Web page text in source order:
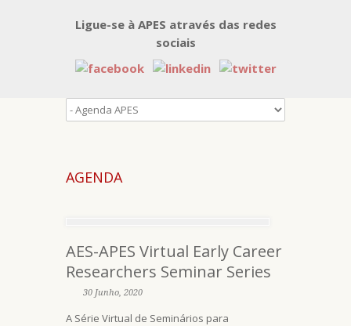
Ligue-se à APES através das redes
sociais
AGENDA
AES-APES Virtual Early Career
Researchers Seminar Series
30 Junho, 2020
A Série Virtual de Seminários para